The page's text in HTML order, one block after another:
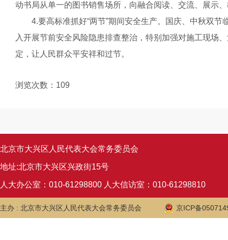
动书局从单一的图书销售场所，向融合阅读、交流、展示
4.要高标准抓好“两节”期间安全生产。国庆、中秋双节
入开展节前安全风险隐患排查整治，特别加强对施工现场
定，让人民群众平安祥和过节。
浏览次数： 109
北京市大兴区人民代表大会常务委员会
地址:北京市大兴区兴政街15号
人大办公室：010-61298800 人大信访室：010-61298810
主办 : 北京市大兴区人民代表大会常务委员会 京ICP备